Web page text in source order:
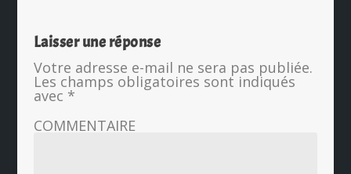
Laisser une réponse
Votre adresse e-mail ne sera pas publiée.
Les champs obligatoires sont indiqués
avec *
COMMENTAIRE